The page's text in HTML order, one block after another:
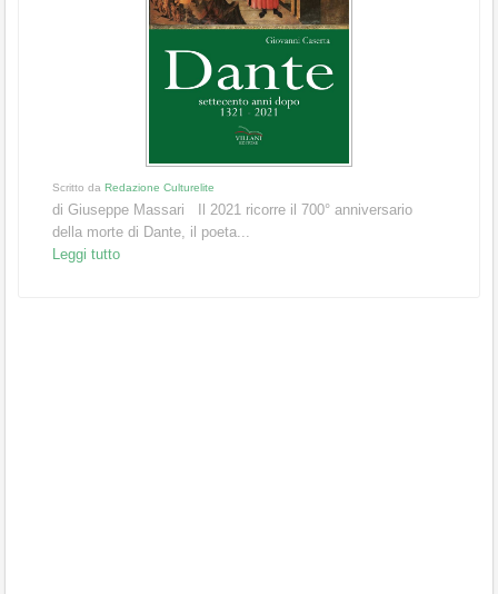
Scritto da Redazione Culturelite
di Giuseppe Massari Il 2021 ricorre il 700° anniversario
della morte di Dante, il poeta...
Leggi tutto